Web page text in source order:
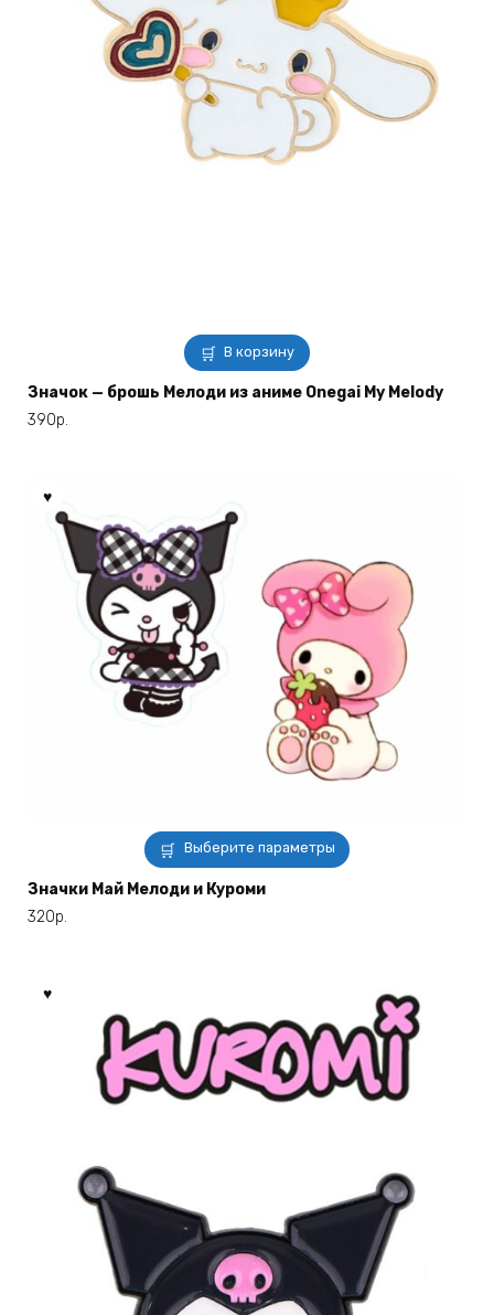
В корзину
Значок — брошь Мелоди из аниме Onegai My Melody
390р.
Выберите параметры
Этот
товар
имеет
на
странице
товара.
Значки Май Мелоди и Куроми
320р.